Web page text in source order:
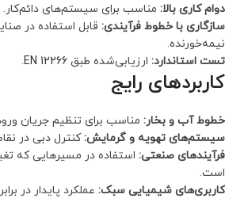
دوام کاری بالا: مناسب برای سیستم‌های دائم‌کار.
سازگاری با خطوط فرآیندی: قابل استفاده در
نیمه‌خورنده.
تست استاندارد: ارزیابی‌شده طبق EN 12266
.
کاربردهای رایج
خطوط آب و بخار: مناسب برای تنظیم جریان
سیستم‌های تهویه و گرمایش: کنترل دبی در
فرآیندهای صنعتی: استفاده در مسیرهایی که
است.
کاربری‌های شیمیایی سبک: عملکرد پایدار در